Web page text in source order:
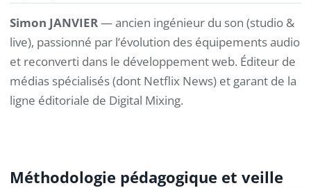
Simon JANVIER— ancien ingénieur du son (studio &
live), passionné par l’évolution des équipements audio
et reconverti dans le développement web. Éditeur de
médias spécialisés (dont Netflix News) et garant de la
ligne éditoriale de Digital Mixing.
Méthodologie pédagogique et veille